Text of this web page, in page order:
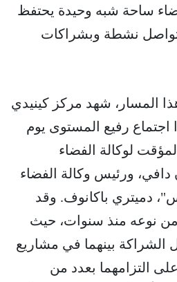
ساحة شبه وحيدة يحتفظ
تواصل نشطة وبشراكات
المسار، شهد مركز كينيدي
اجتماع رفيع المستوى يوم
المؤقت لوكالة الفضاء
دافي، ورئيس وكالة الفضاء
دميتري باكانوف. وقد
من نوعه منذ سنوات، حيث
الشراكة بينهما في مشاريع
على التزامهما بعدد من